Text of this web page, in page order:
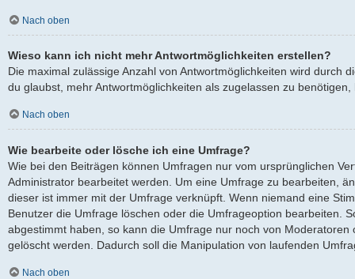
Nach oben
Wieso kann ich nicht mehr Antwortmöglichkeiten erstellen?
Die maximal zulässige Anzahl von Antwortmöglichkeiten wird durch
du glaubst, mehr Antwortmöglichkeiten als zugelassen zu
Nach oben
Wie bearbeite oder lösche ich eine Umfrage?
Wie bei den Beiträgen können Umfragen nur vom ursprünglichen
Administrator bearbeitet werden. Um eine Umfrage zu bearbeiten,
dieser ist immer mit der Umfrage verknüpft. Wenn niemand eine
Benutzer die Umfrage löschen oder die Umfrageoption bearbeiten.
abgestimmt haben, so kann die Umfrage nur noch von
gelöscht werden. Dadurch soll die Manipulation von laufenden
Nach oben